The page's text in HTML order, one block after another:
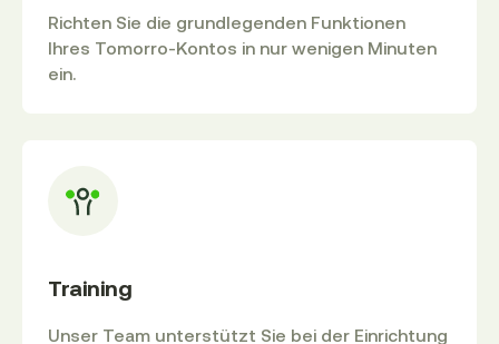
Richten Sie die grundlegenden Funktionen
Ihres Tomorro-Kontos in nur wenigen Minuten
ein.
Training
Unser Team unterstützt Sie bei der Einrichtung